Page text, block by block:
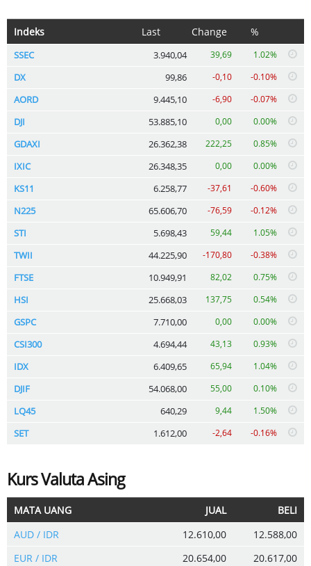
Indeks Last Change %
SSEC 3.940,04 39,69 1.02%
DX 99,86 -0,10 -0.10%
AORD 9.445,10 -6,90 -0.07%
DJI 53.885,10 0,00 0.00%
GDAXI 26.362,38 222,25 0.85%
IXIC 26.348,35 0,00 0.00%
KS11 6.258,77 -37,61 -0.60%
N225 65.606,70 -76,59 -0.12%
STI 5.698,43 59,44 1.05%
TWII 44.225,90 -170,80 -0.38%
FTSE 10.949,91 82,02 0.75%
HSI 25.668,03 137,75 0.54%
GSPC 7.710,00 0,00 0.00%
CSI300 4.694,44 43,13 0.93%
IDX 6.409,65 65,94 1.04%
DJIF 54.068,00 55,00 0.10%
LQ45 640,29 9,44 1.50%
SET 1.612,00 -2,64 -0.16%
Kurs Valuta Asing
MATA UANG JUAL
BELI
AUD / IDR
12.610,00
12.588,00
EUR / IDR
20.654,00
20.617,00